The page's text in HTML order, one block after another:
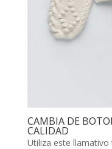
CAMBIA DE
CALIDAD
Utiliza este llamativo